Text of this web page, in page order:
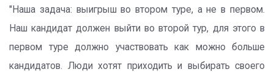
"Наша задача: выигрыш во втором туре, а не в первом.
Наш кандидат должен выйти во второй тур, для этого в
первом туре должно участвовать как можно больше
кандидатов. Люди хотят приходить и выбирать своего